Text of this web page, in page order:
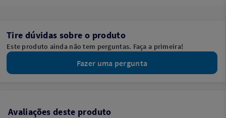
Tire dúvidas sobre o produto
Este produto ainda não tem perguntas. Faça a primeira!
Fazer uma pergunta
Avaliações deste produto